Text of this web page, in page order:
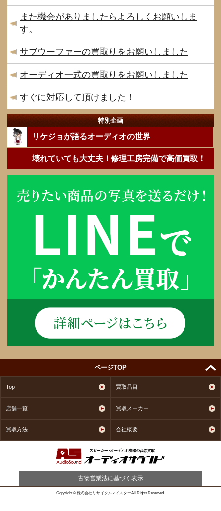
また機会がありましたらよろしくお願いしま
す。
サブウーファーの買取りをお願いしました
オーディオ一式の買取りをお願いしました
すぐに対応して頂けました！
特別企画
リケジョが語るオーディオの世界
壊れていても大丈夫！修理工房完備で高価買取！
ページTOP
Top 買取品目
店舗一覧 買取メーカー
買取方法 会社概要
古物営業法に基づく表示
Copyright © 株式会社リサイクルマイスターAll Rights Reserved.